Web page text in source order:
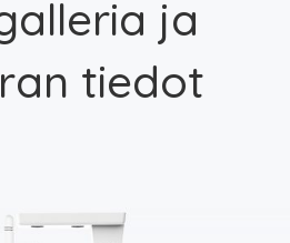
ja
tiedot